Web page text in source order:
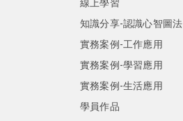
線上學習
知識分享-認識心智圖法
實務案例-工作應用
實務案例-學習應用
實務案例-生活應用
學員作品